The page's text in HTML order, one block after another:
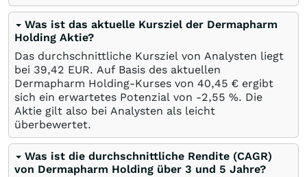
Was ist das aktuelle Kursziel der Dermapharm
Holding Aktie?
Das durchschnittliche Kursziel von Analysten liegt
bei 39,42 EUR. Auf Basis des aktuellen
Dermapharm Holding-Kurses von 40,45 € ergibt
sich ein erwartetes Potenzial von -2,55 %. Die
Aktie gilt also bei Analysten als leicht
überbewertet.
Was ist die durchschnittliche Rendite (CAGR)
von Dermapharm Holding über 3 und 5 Jahre?